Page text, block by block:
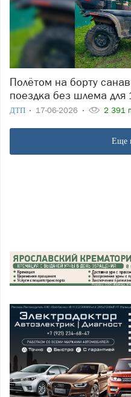
Полётом на борту санавиации закончилась
поездка без шлема для
ДТП 17-06-2026 2 391
Еще